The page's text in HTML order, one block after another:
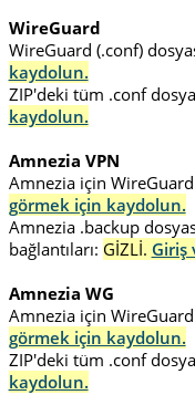
WireGuard
WireGuard (.conf)
kaydolun.
ZIP'deki tüm .conf
kaydolun.
Amnezia VPN
Amnezia için WireGuard
görmek için kaydolun.
Amnezia .backup
bağlantıları: GİZLİ. Giriş
Amnezia WG
Amnezia için WireGuard
görmek için kaydolun.
ZIP'deki tüm .conf
kaydolun.